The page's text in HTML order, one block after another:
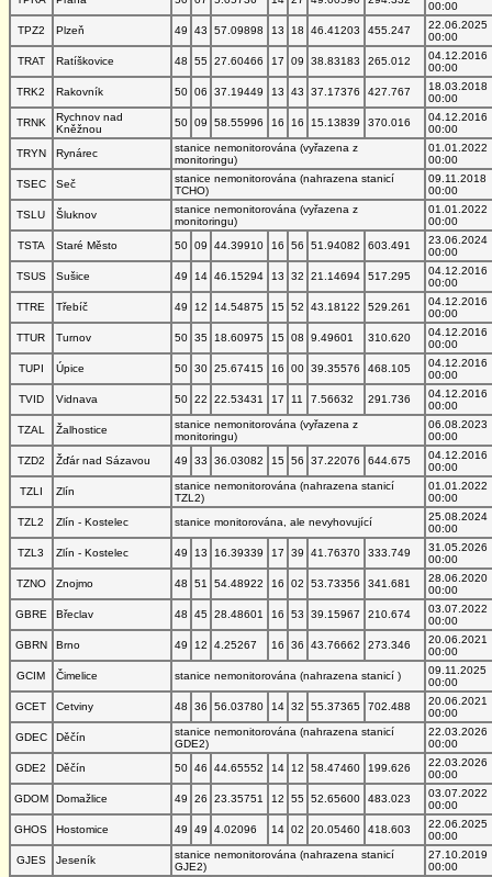
00:00
TPZ2
Plzeň 49 43 57.09898 13 18 46.41203 455.247
22.06.2025
00:00
TRAT
Ratíškovice 48 55 27.60466 17 09 38.83183 265.012
04.12.2016
00:00
TRK2
Rakovník 50 06 37.19449 13 43 37.17376 427.767
18.03.2018
00:00
TRNK
Rychnov nad
Kněžnou
50 09 58.55996 16 16 15.13839 370.016
04.12.2016
00:00
TRYN
Rynárec
stanice nemonitorována (vyřazena z
monitoringu)
01.01.2022
00:00
TSEC
Seč
stanice nemonitorována (nahrazena stanicí
TCHO)
09.11.2018
00:00
TSLU
Šluknov
stanice nemonitorována (vyřazena z
monitoringu)
01.01.2022
00:00
TSTA
Staré Město 50 09 44.39910 16 56 51.94082 603.491
23.06.2024
00:00
TSUS
Sušice 49 14 46.15294 13 32 21.14694 517.295
04.12.2016
00:00
TTRE
Třebíč 49 12 14.54875 15 52 43.18122 529.261
04.12.2016
00:00
TTUR
Turnov 50 35 18.60975 15 08 9.49601 310.620
04.12.2016
00:00
TUPI
Úpice 50 30 25.67415 16 00 39.35576 468.105
04.12.2016
00:00
TVID
Vidnava 50 22 22.53431 17 11 7.56632 291.736
04.12.2016
00:00
TZAL
Žalhostice
stanice nemonitorována (vyřazena z
monitoringu)
06.08.2023
00:00
TZD2
Žďár nad Sázavou 49 33 36.03082 15 56 37.22076 644.675
04.12.2016
00:00
TZLI
Zlín
stanice nemonitorována (nahrazena stanicí
TZL2)
01.01.2022
00:00
TZL2
Zlín - Kostelec stanice monitorována, ale nevyhovující
25.08.2024
00:00
TZL3
Zlín - Kostelec 49 13 16.39339 17 39 41.76370 333.749
31.05.2026
00:00
TZNO
Znojmo 48 51 54.48922 16 02 53.73356 341.681
28.06.2020
00:00
GBRE
Břeclav 48 45 28.48601 16 53 39.15967 210.674
03.07.2022
00:00
GBRN
Brno 49 12 4.25267 16 36 43.76662 273.346
20.06.2021
00:00
GCIM
Čimelice stanice nemonitorována (nahrazena stanicí )
09.11.2025
00:00
GCET
Cetviny 48 36 56.03780 14 32 55.37365 702.488
20.06.2021
00:00
GDEC
Děčín
stanice nemonitorována (nahrazena stanicí
GDE2)
22.03.2026
00:00
GDE2
Děčín 50 46 44.65552 14 12 58.47460 199.626
22.03.2026
00:00
GDOM
Domažlice 49 26 23.35751 12 55 52.65600 483.023
03.07.2022
00:00
GHOS
Hostomice 49 49 4.02096 14 02 20.05460 418.603
22.06.2025
00:00
GJES
Jeseník
stanice nemonitorována (nahrazena stanicí
GJE2)
27.10.2019
00:00